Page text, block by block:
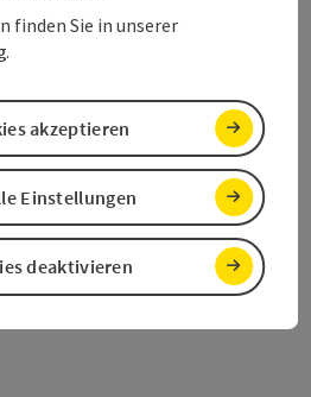
Lebens sorgt die Filiale
Maislinger in
der Nähe der Straßenkreuzung
Angebot an Gebäck
finden Sie in unserer
.
deaktivieren
Einstellungen
akzeptieren